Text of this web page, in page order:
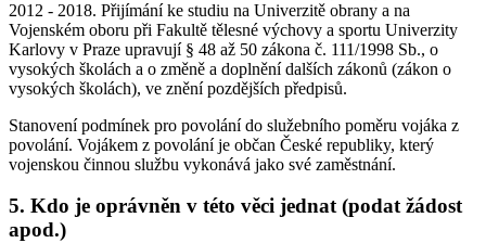
2012 - 2018. Přijímání ke studiu na Univerzitě obrany a na
Vojenském oboru při Fakultě tělesné výchovy a sportu Univerzity
Karlovy v Praze upravují § 48 až 50 zákona č. 111/1998 Sb., o
vysokých školách a o změně a doplnění dalších zákonů (zákon o
vysokých školách), ve znění pozdějších předpisů.
Stanovení podmínek pro povolání do služebního poměru vojáka z
povolání. Vojákem z povolání je občan České republiky, který
vojenskou činnou službu vykonává jako své zaměstnání.
5. Kdo je oprávněn v této věci jednat (podat žádost
apod.)